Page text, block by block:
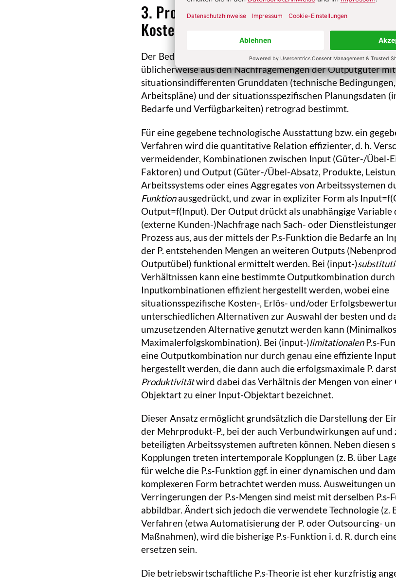
3. Produktionstheorie,
Kosten
Der Bedarf an Input-Objektarten wird bei (Outputgut-
üblicherweise aus den Nachfragemengen der Outputgüter
situationsindifferenten Grunddaten (technische
Arbeitspläne) und der situationsspezifischen Planungsdaten
Bedarfe und Verfügbarkeiten) retrograd bestimmt.
Für eine gegebene technologische Ausstattung bzw. ein
Verfahren wird die quantitative Relation effizienter, d. h.
vermeidender, Kombinationen zwischen Input (Güter-/Übel-
Faktoren) und Output (Güter-/Übel-Absatz, Produkte,
Arbeitssystems oder eines Aggregates von Arbeitssystemen
Funktionausgedrückt, und zwar in expliziter Form als
Output=f(Input). Der Output drückt als unabhängige Variable
(externe Kunden-)Nachfrage nach Sach- oder
Prozess aus, aus der mittels der P.s-Funktion die Bedarfe an
der P. entstehenden Mengen an weiteren Outputs
Outputübel) funktional ermittelt werden. Bei (input-)
Verhältnissen kann eine bestimmte Outputkombination
Inputkombinationen effizient hergestellt werden, wobei eine
situationsspezifische Kosten-, Erlös- und/oder
unterschiedlichen Alternativen zur Auswahl der besten und
umzusetzenden Alternative genutzt werden kann
Maximalerfolgskombination). Bei (input-)limitationalenP.s-
eine Outputkombination nur durch genau eine effiziente
hergestellt werden, die dann auch die erfolgsmaximale P.
Produktivitätwird dabei das Verhältnis der Mengen von einer
Objektart zu einer Input-Objektart bezeichnet.
Dieser Ansatz ermöglicht grundsätzlich die Darstellung der
der Mehrprodukt-P., bei der auch Verbundwirkungen auf und
beteiligten Arbeitssystemen auftreten können. Neben diesen
Kopplungen treten intertemporale Kopplungen (z. B. über
für welche die P.s-Funktion ggf. in einer dynamischen und
komplexeren Form betrachtet werden muss. Ausweitungen
Verringerungen der P.s-Mengen sind meist mit derselben P.s-
abbildbar. Ändert sich jedoch die verwendete Technologie (z.
Verfahren (etwa Automatisierung der P. oder Outsourcing-
Maßnahmen), wird die bisherige P.s-Funktion i. d. R. durch
ersetzen sein.
Die betriebswirtschaftliche P.s-Theorie ist eher kurzfristig